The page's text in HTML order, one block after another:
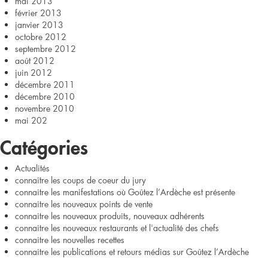
février 2013
janvier 2013
octobre 2012
septembre 2012
août 2012
juin 2012
décembre 2011
décembre 2010
novembre 2010
mai 202
Catégories
Actualités
connaître les coups de coeur du jury
connaitre les manifestations où Goûtez l’Ardèche est présente
connaitre les nouveaux points de vente
connaitre les nouveaux produits, nouveaux adhérents
connaitre les nouveaux restaurants et l'actualité des chefs
connaitre les nouvelles recettes
connaitre les publications et retours médias sur Goûtez l’Ardèche